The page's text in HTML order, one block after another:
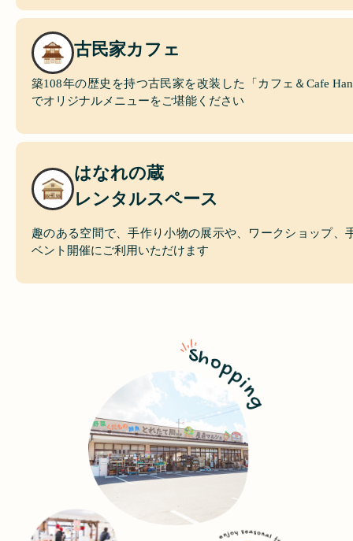
古民家カフェ
築108年の歴史を持つ古民家を改装した「カフェ＆Cafe
でオリジナルメニューをご堪能ください
はなれの蔵
レンタルスペース
趣のある空間で、手作り小物の展示や、ワークショップ、
ベント開催にご利用いただけます